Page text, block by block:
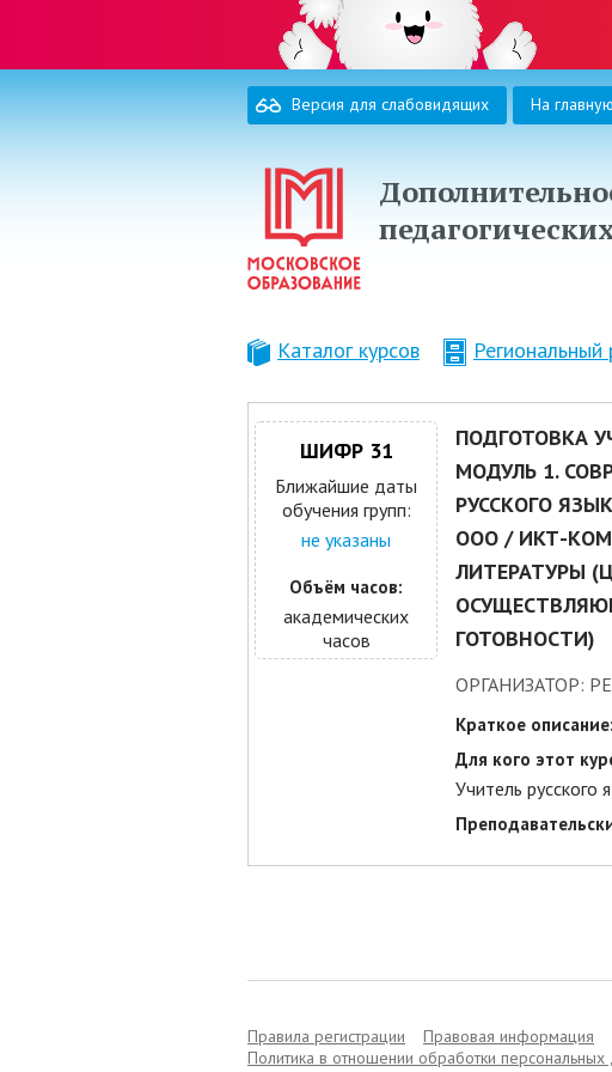
Версия для слабовидящих На главную
Каталог курсов
ШИФР 31
Ближайшие даты
обучения групп:
не указаны
Объём часов:
академических
часов
ПОДГОТОВКА
МОДУЛЬ 1.
РУССКОГО
ООО / ИКТ-
ЛИТЕРАТУРЫ
ГОТОВНОСТИ)
ОРГАНИЗАТОР:
Краткое описание:
Для кого этот
Учитель русского
Правила регистрации Правовая информация
Политика в отношении обработки